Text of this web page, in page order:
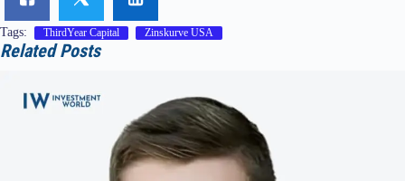
Tags: ThirdYear Capital Zinskurve USA
Related Posts